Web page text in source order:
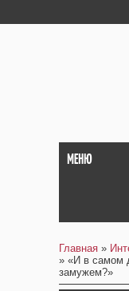
МЕНЮ
Главная »
» «И в самом
замужем?»